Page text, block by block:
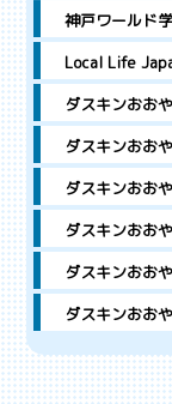
神戸ワールド
Local Life
ダスキンおおや
ダスキンおおや
ダスキンおおや
ダスキンおおや
ダスキンおおや
ダスキンおおや